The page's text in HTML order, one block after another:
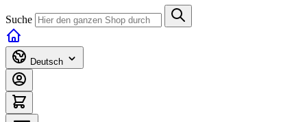
Suche
Deutsch